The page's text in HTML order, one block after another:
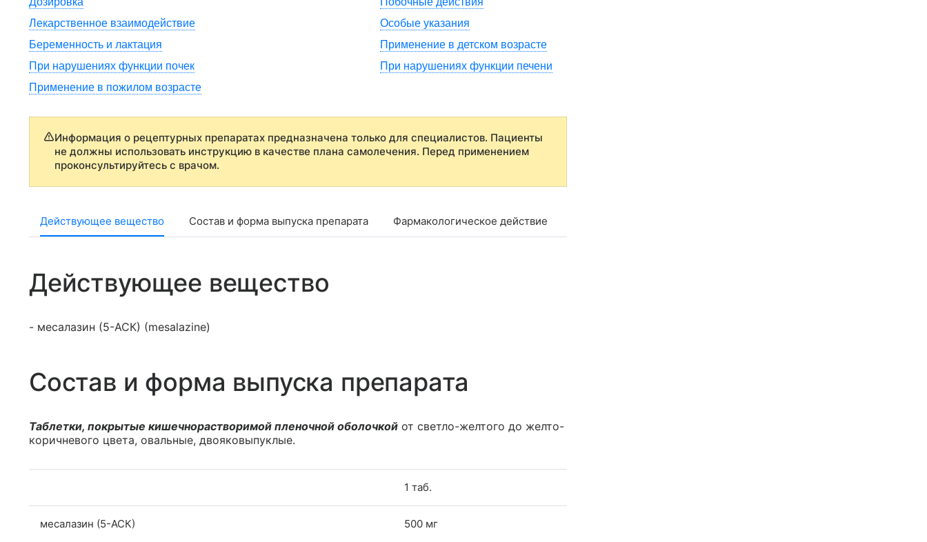
Лекарственное взаимодействие
Особые указания
Беременность и лактация
Применение в детском возрасте
При нарушениях функции почек
При нарушениях функции печени
Применение в пожилом возрасте
Информация о рецептурных препаратах предназначена только для специалистов. Пациенты
не должны использовать инструкцию в качестве плана самолечения. Перед применением
проконсультируйтесь с врачом.
Действующее вещество Состав и форма выпуска препарата Фармакологическое действие
Действующее вещество
- месалазин (5-АСК) (mesalazine)
Состав и форма выпуска препарата
Таблетки, покрытые кишечнорастворимой пленочной оболочкой от светло-желтого до желто-
коричневого цвета, овальные, двояковыпуклые.
1 таб.
месалазин (5-АСК) 500 мг